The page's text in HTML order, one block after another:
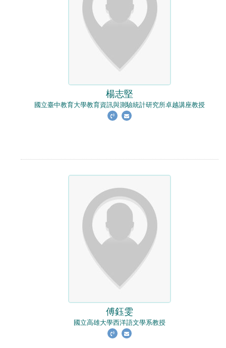
楊志堅
國立臺中教育大學教育資訊與測驗統計研究所卓越講座教授
傅鈺雯
國立高雄大學西洋語文學系教授